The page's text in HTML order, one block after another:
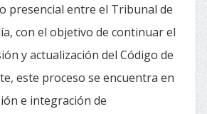
presencial entre el Tribunal de
con el objetivo de continuar el
y actualización del Código de
este proceso se encuentra en
e integración de